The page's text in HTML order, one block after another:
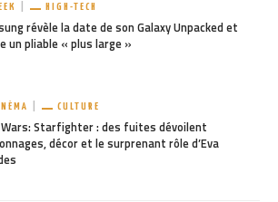
HIGH-TECH
révèle la date de son Galaxy Unpacked et
un pliable « plus large »
CULTURE
Starfighter : des fuites dévoilent
décor et le surprenant rôle d’Eva